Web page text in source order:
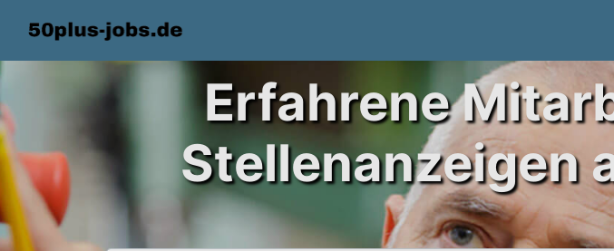
Erfahrene
Stellenanzeigen